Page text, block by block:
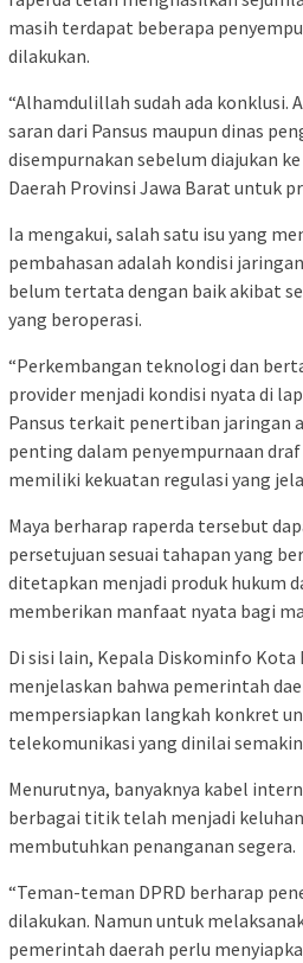
masih terdapat beberapa
dilakukan.
“Alhamdulillah sudah ada konklusi.
saran dari Pansus maupun dinas
disempurnakan sebelum diajukan
Daerah Provinsi Jawa Barat untuk
Ia mengakui, salah satu isu yang
pembahasan adalah kondisi
belum tertata dengan baik akibat
yang beroperasi.
“Perkembangan teknologi dan
provider menjadi kondisi nyata di
Pansus terkait penertiban jaringan
penting dalam penyempurnaan
memiliki kekuatan regulasi yang
Maya berharap raperda tersebut
persetujuan sesuai tahapan yang
ditetapkan menjadi produk hukum
memberikan manfaat nyata bagi
Di sisi lain, Kepala Diskominfo Kota
menjelaskan bahwa pemerintah
mempersiapkan langkah konkret
telekomunikasi yang dinilai
Menurutnya, banyaknya kabel
berbagai titik telah menjadi
membutuhkan penanganan segera.
“Teman-teman DPRD berharap
dilakukan. Namun untuk
pemerintah daerah perlu